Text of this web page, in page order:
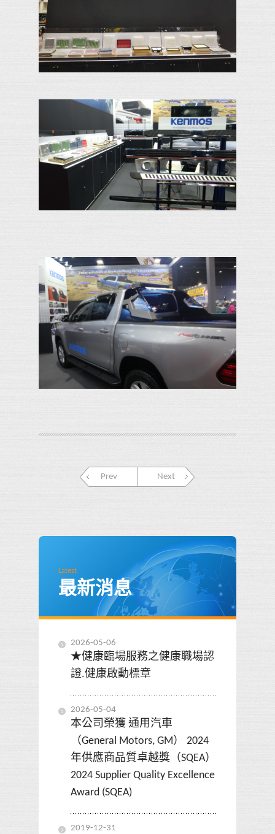
Prev Next
Latest
最新消息
2026-05-06
★健康臨場服務之健康職場認
證.健康啟動標章
2026-05-04
本公司榮獲 通用汽車
（General Motors, GM） 2024
年供應商品質卓越獎（SQEA）
2024 Supplier Quality Excellence
Award (SQEA)
2019-12-31